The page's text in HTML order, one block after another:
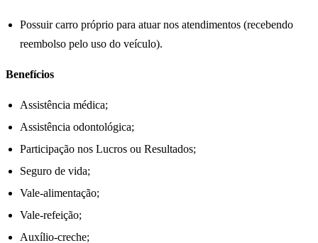
Possuir carro próprio para atuar nos atendimentos (recebendo
reembolso pelo uso do veículo).
Benefícios
Assistência médica;
Assistência odontológica;
Participação nos Lucros ou Resultados;
Seguro de vida;
Vale-alimentação;
Vale-refeição;
Auxílio-creche;